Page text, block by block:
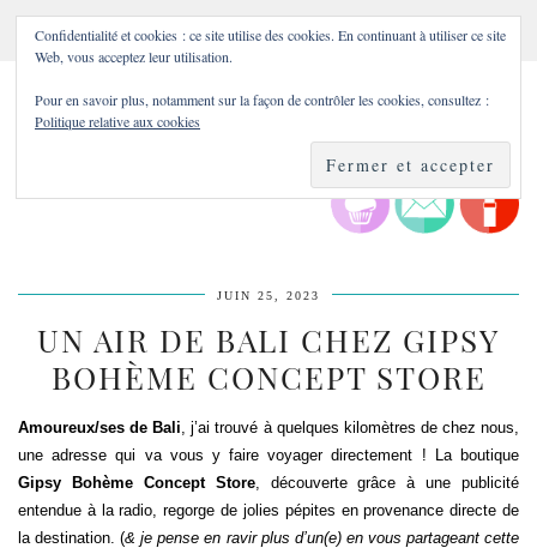
JUIN 25, 2023
UN AIR DE BALI CHEZ GIPSY
BOHÈME CONCEPT STORE
Amoureux/ses de Bali , j’ai trouvé à quelques kilomètres de chez nous,
une adresse qui va vous y faire voyager directement ! La boutique
Gipsy Bohème Concept Store, découverte grâce à une publicité
entendue à la radio, regorge de jolies pépites en provenance directe de
la destination. (& je pense en ravir plus d’un(e) en vous partageant cette
Confidentialité et cookies : ce site utilise des cookies. En continuant à utiliser ce site
Web, vous acceptez leur utilisation.
Pour en savoir plus, notamment sur la façon de contrôler les cookies, consultez :
Politique relative aux cookies